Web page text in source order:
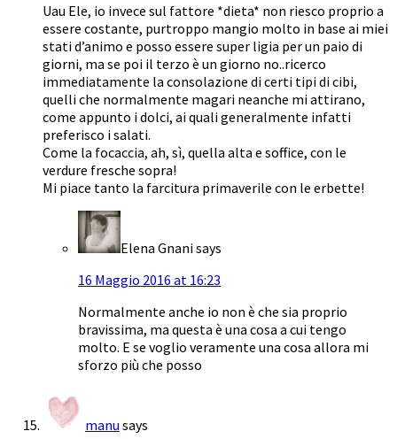
Uau Ele, io invece sul fattore *dieta* non riesco proprio a
essere costante, purtroppo mangio molto in base ai miei
stati d’animo e posso essere super ligia per un paio di
giorni, ma se poi il terzo è un giorno no..ricerco
immediatamente la consolazione di certi tipi di cibi,
quelli che normalmente magari neanche mi attirano,
come appunto i dolci, ai quali generalmente infatti
preferisco i salati.
Come la focaccia, ah, sì, quella alta e soffice, con le
verdure fresche sopra!
Mi piace tanto la farcitura primaverile con le erbette!
Elena Gnanisays
16 Maggio 2016 at 16:23
Normalmente anche io non è che sia proprio
bravissima, ma questa è una cosa a cui tengo
molto. E se voglio veramente una cosa allora mi
sforzo più che posso
manu says